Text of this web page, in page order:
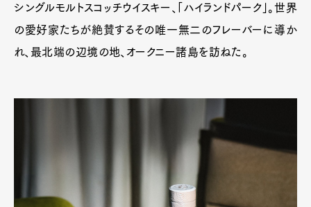
Pen international Pen tw
シングルモルトスコッチウイスキー、「ハイランドパーク」。世界
の愛好家たちが絶賛するその唯一無二のフレーバーに導か
れ、最北端の辺境の地、オークニー諸島を訪ねた。